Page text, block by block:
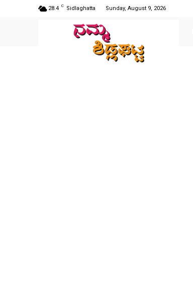
28.4 C Sidlaghatta Sunday, August 9, 2026